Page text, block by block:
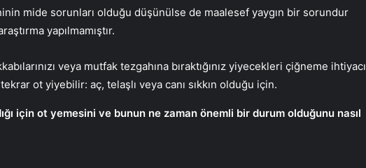
mide sorunları olduğu düşünülse de maalesef yaygın bir sorundur
yapılmamıştır.
veya mutfak tezgahına bıraktığınız yiyecekleri çiğneme ihtiyacı
ot yiyebilir: aç, telaşlı veya canı sıkkın olduğu için.
için ot yemesini ve bunun ne zaman önemli bir durum olduğunu nasıl